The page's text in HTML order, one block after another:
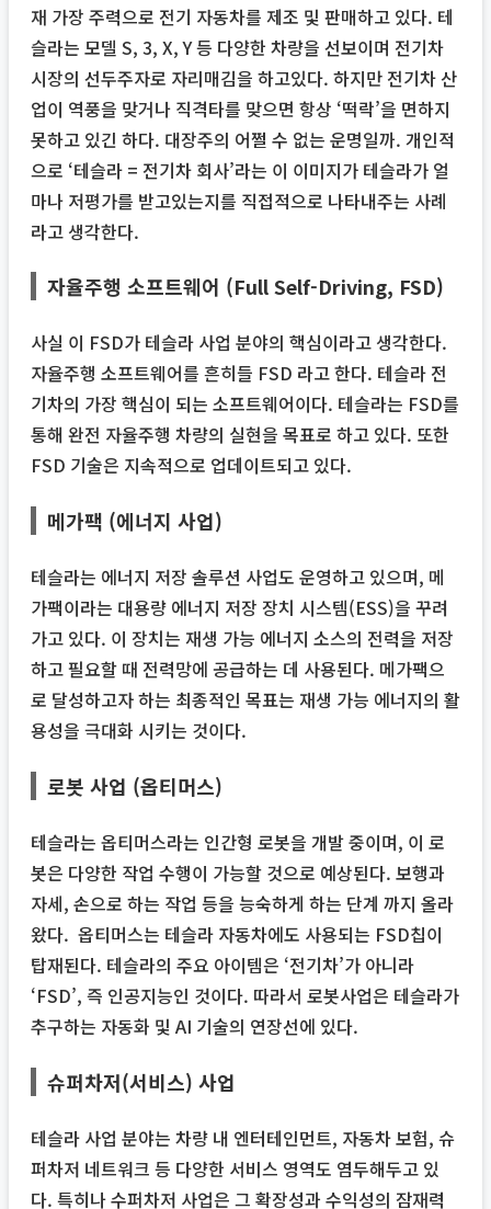
재 가장 주력으로 전기 자동차를 제조 및 판매하고 있다. 테
슬라는 모델 S, 3, X, Y 등 다양한 차량을 선보이며 전기차
시장의 선두주자로 자리매김을 하고있다. 하지만 전기차 산
업이 역풍을 맞거나 직격타를 맞으면 항상 ‘떡락’을 면하지
못하고 있긴 하다. 대장주의 어쩔 수 없는 운명일까. 개인적
으로 ‘테슬라 = 전기차 회사’라는 이 이미지가 테슬라가 얼
마나 저평가를 받고있는지를 직접적으로 나타내주는 사례
라고 생각한다.
자율주행 소프트웨어 (Full Self-Driving, FSD)
사실 이 FSD가 테슬라 사업 분야의 핵심이라고 생각한다.
자율주행 소프트웨어를 흔히들 FSD 라고 한다. 테슬라 전
기차의 가장 핵심이 되는 소프트웨어이다. 테슬라는 FSD를
통해 완전 자율주행 차량의 실현을 목표로 하고 있다. 또한
FSD 기술은 지속적으로 업데이트되고 있다.
메가팩 (에너지 사업)
테슬라는 에너지 저장 솔루션 사업도 운영하고 있으며, 메
가팩이라는 대용량 에너지 저장 장치 시스템(ESS)을 꾸려
가고 있다. 이 장치는 재생 가능 에너지 소스의 전력을 저장
하고 필요할 때 전력망에 공급하는 데 사용된다. 메가팩으
로 달성하고자 하는 최종적인 목표는 재생 가능 에너지의 활
용성을 극대화 시키는 것이다.
로봇 사업 (옵티머스)
테슬라는 옵티머스라는 인간형 로봇을 개발 중이며, 이 로
봇은 다양한 작업 수행이 가능할 것으로 예상된다. 보행과
자세, 손으로 하는 작업 등을 능숙하게 하는 단계 까지 올라
왔다. 옵티머스는 테슬라 자동차에도 사용되는 FSD칩이
탑재된다. 테슬라의 주요 아이템은 ‘전기차’가 아니라
‘FSD’, 즉 인공지능인 것이다. 따라서 로봇사업은 테슬라가
추구하는 자동화 및 AI 기술의 연장선에 있다.
슈퍼차저(서비스) 사업
테슬라 사업 분야는 차량 내 엔터테인먼트, 자동차 보험, 슈
퍼차저 네트워크 등 다양한 서비스 영역도 염두해두고 있
다. 특히나 수퍼차저 사업은 그 확장성과 수익성의 잠재력